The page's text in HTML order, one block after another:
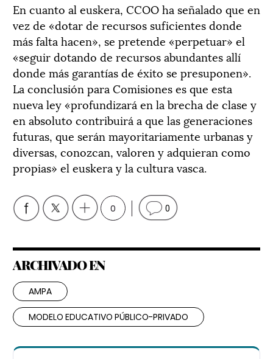
En cuanto al euskera, CCOO ha señalado que en
vez de «dotar de recursos suficientes donde
más falta hacen», se pretende «perpetuar» el
«seguir dotando de recursos abundantes allí
donde más garantías de éxito se presuponen».
La conclusión para Comisiones es que esta
nueva ley «profundizará en la brecha de clase y
en absoluto contribuirá a que las generaciones
futuras, que serán mayoritariamente urbanas y
diversas, conozcan, valoren y adquieran como
propias» el euskera y la cultura vasca.
0 0
ARCHIVADO EN
AMPA
MODELO EDUCATIVO PÚBLICO-PRIVADO